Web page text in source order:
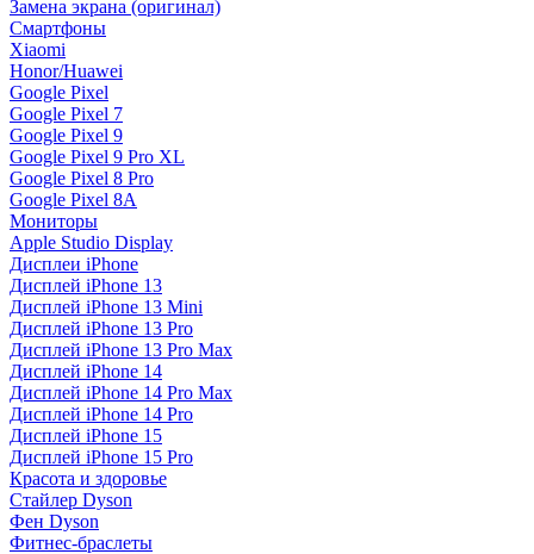
Замена экрана (оригинал)
Смартфоны
Xiaomi
Honor/Huawei
Google Pixel
Google Pixel 7
Google Pixel 9
Google Pixel 9 Pro XL
Google Pixel 8 Pro
Google Pixel 8A
Мониторы
Apple Studio Display
Дисплеи iPhone
Дисплей iPhone 13
Дисплей iPhone 13 Mini
Дисплей iPhone 13 Pro
Дисплей iPhone 13 Pro Max
Дисплей iPhone 14
Дисплей iPhone 14 Pro Max
Дисплей iPhone 14 Pro
Дисплей iPhone 15
Дисплей iPhone 15 Pro
Красота и здоровье
Стайлер Dyson
Фен Dyson
Фитнес-браслеты